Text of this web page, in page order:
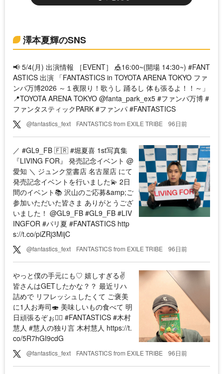
澤本夏輝のSNS
📢 5/4(月) 出演情報 ［EVENT］ 🎪16:00~(開場 14:30~) #FANT
ASTICS 出演 「FANTASTICS in TOYOTA ARENA TOKYO ファ
ンパ万博2026 ～１夜限り！歌うし 踊るし 体も張るよ！！～」
📍TOYOTA ARENA TOKYO @fanta_park_ex5 #ファンパ万博 #
ファンタスティックPARK #ファンパ #FANTASTICS
@fantastics_fext FANTASTICS from EXILE TRIBE 96日前
／ #GL9_FB 🇫🇷 #堀夏喜 1st写真集
『LIVING FOR』 発売記念イベント @
愛知 ＼ ジュンク堂書店 名古屋店 にて
発売記念イベントを行いました💫 2日
間のイベント📚 沢山のご応募&amp;ご
参加いただいた皆さま ありがとうござ
いました！ @GL9_FB #GL9_FB #LIV
INGFOR #パリ夏 #FANTASTICS http
s://t.co/piZRj3MijC
@fantastics_fext FANTASTICS from EXILE TRIBE 96日前
やっと僕の手元にも♡ 嬉しすぎる✌️
皆さんはGETしたかな？？ 最近リハ
詰めで リフレッシュしたくて ご褒美
に1人お寿司🍣 美味しいもの食べて 明
日頑張るぞぉ❤️‍🔥 #FANTASTICS #木村
慧人 #慧人の独り言 木村慧人 https://t.
co/5R7hGI9cdG
@fantastics_fext FANTASTICS from EXILE TRIBE 96日前